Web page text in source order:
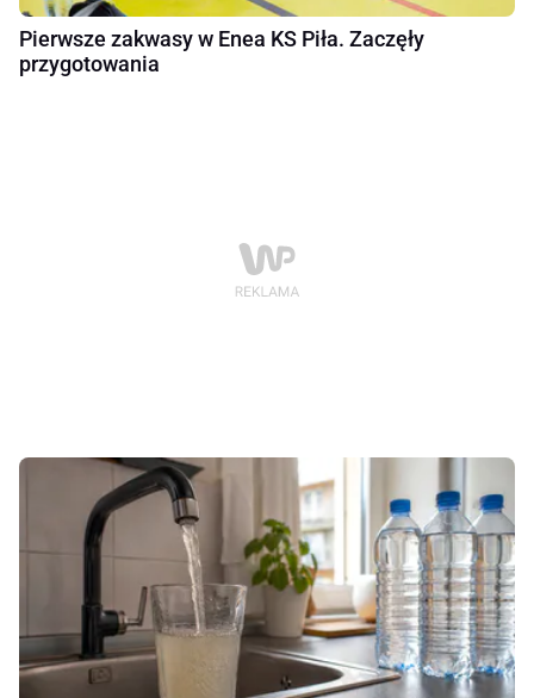
Pierwsze zakwasy w Enea KS Piła. Zaczęły
przygotowania